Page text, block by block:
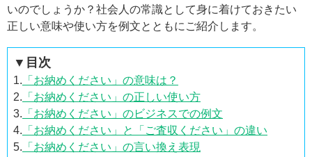
いのでしょうか？社会人の常識として身に着けておきたい
正しい意味や使い方を例文とともにご紹介します。
▼目次
1. 「お納めください」の意味は？
2. 「お納めください」の正しい使い方
3. 「お納めください」のビジネスでの例文
4. 「お納めください」と「ご査収ください」の違い
5. 「お納めください」の言い換え表現